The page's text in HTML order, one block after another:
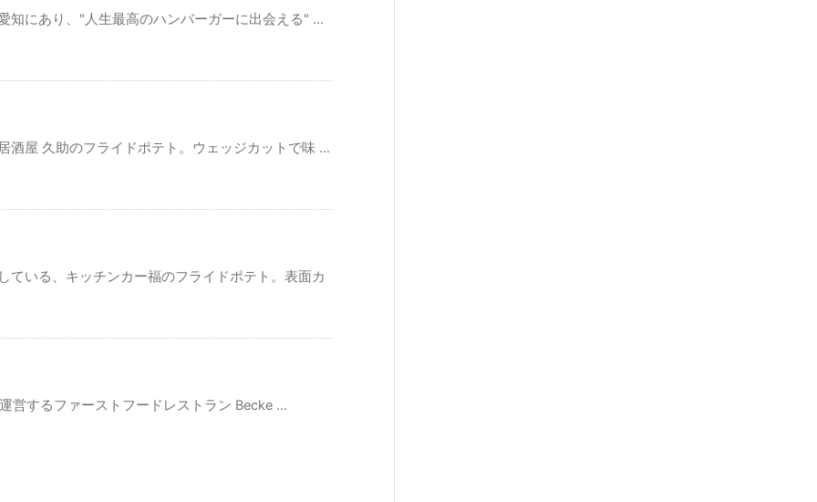
知にあり、"人生最高のハンバーガーに出会える" ...
酒屋 久助のフライドポテト。ウェッジカットで味 ...
ている、キッチンカー福のフライドポテト。表面カ
営するファーストフードレストラン Becke ...